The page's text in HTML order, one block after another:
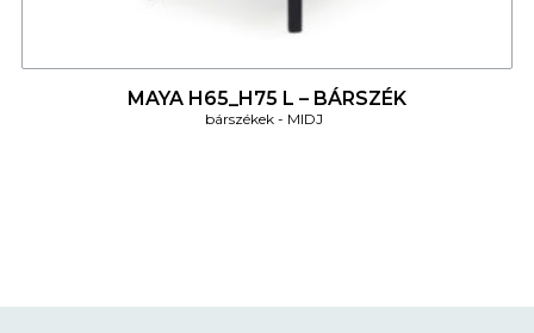
MAYA H65_H75 L – BÁRSZÉK
bárszékek MIDJ